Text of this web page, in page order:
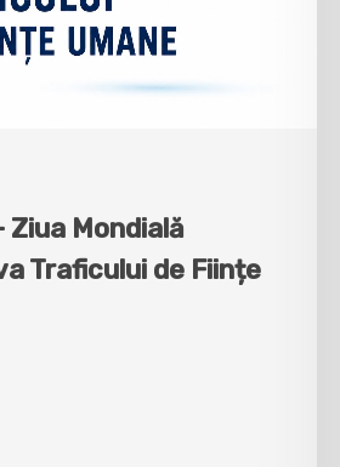
Ziua Mondială
Traficului de Ființe